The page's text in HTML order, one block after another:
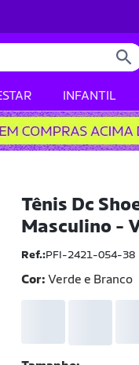
INFANTIL
Tênis Dc
Masculino -
Ref.:PFI-2421-054-38
Cor:Verde e Branco